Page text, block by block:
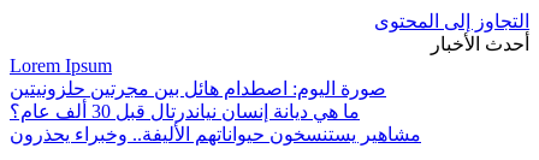
التجاوز إلى المحتوى
أحدث الأخبار
Lorem Ipsum
صورة اليوم: اصطدام هائل بين مجرتين حلزونيتين
ما هي ديانة إنسان نياندرتال قبل 30 ألف عام؟
مشاهير يستنسخون حيواناتهم الأليفة.. وخبراء يحذرون